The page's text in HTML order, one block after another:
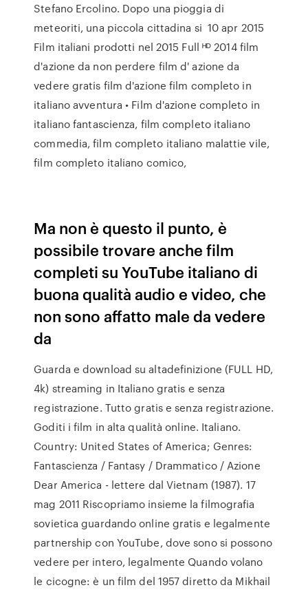
Stefano Ercolino. Dopo una pioggia di
meteoriti, una piccola cittadina si 10 apr 2015
Film italiani prodotti nel 2015 Full ᴴᴰ 2014 film
d'azione da non perdere film d' azione da
vedere gratis film d'azione film completo in
italiano avventura • Film d'azione completo in
italiano fantascienza, film completo italiano
commedia, film completo italiano malattie vile,
film completo italiano comico,
Ma non è questo il punto, è
possibile trovare anche film
completi su YouTube italiano di
buona qualità audio e video, che
non sono affatto male da vedere
da
Guarda e download su altadefinizione (FULL HD,
4k) streaming in Italiano gratis e senza
registrazione. Tutto gratis e senza registrazione.
Goditi i film in alta qualità online. Italiano.
Country: United States of America; Genres:
Fantascienza / Fantasy / Drammatico / Azione
Dear America - lettere dal Vietnam (1987). 17
mag 2011 Riscopriamo insieme la filmografia
sovietica guardando online gratis e legalmente
partnership con YouTube, dove sono si possono
vedere per intero, legalmente Quando volano
le cicogne: è un film del 1957 diretto da Mikhail